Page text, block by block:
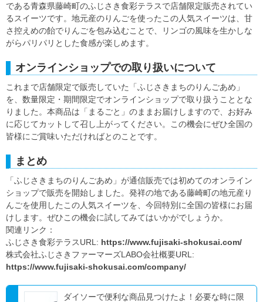
である青森県藤崎町のふじさき食彩テラスで店舗限定販売されてい
るスイーツです。地元産のりんごを使ったこの人気スイーツは、甘
さ控えめの飴でりんごを包み込むことで、リンゴの風味を生かしな
がらパリパリとした食感が楽しめます。
オンラインショップでの取り扱いについて
これまで店舗限定で販売していた「ふじさきまちのりんごあめ」
を、数量限定・期間限定でオンラインショップで取り扱うこととな
りました。本商品は「まるごと」のままお届けしますので、お好み
に応じてカットして召し上がってください。この機会にぜひ全国の
皆様にご賞味いただければとのことです。
まとめ
「ふじさきまちのりんごあめ」が通信販売では初めてのオンライン
ショップで販売を開始しました。発祥の地である藤崎町の地元産り
んごを使用したこの人気スイーツを、今回特別に全国の皆様にお届
けします。ぜひこの機会に試してみてはいかがでしょうか。
関連リンク：
ふじさき食彩テラスURL: https://www.fujisaki-shokusai.com/
株式会社ふじさきファーマーズLABO会社概要URL:
https://www.fujisaki-shokusai.com/company/
ダイソーで便利な商品見つけたよ！必要な時に限